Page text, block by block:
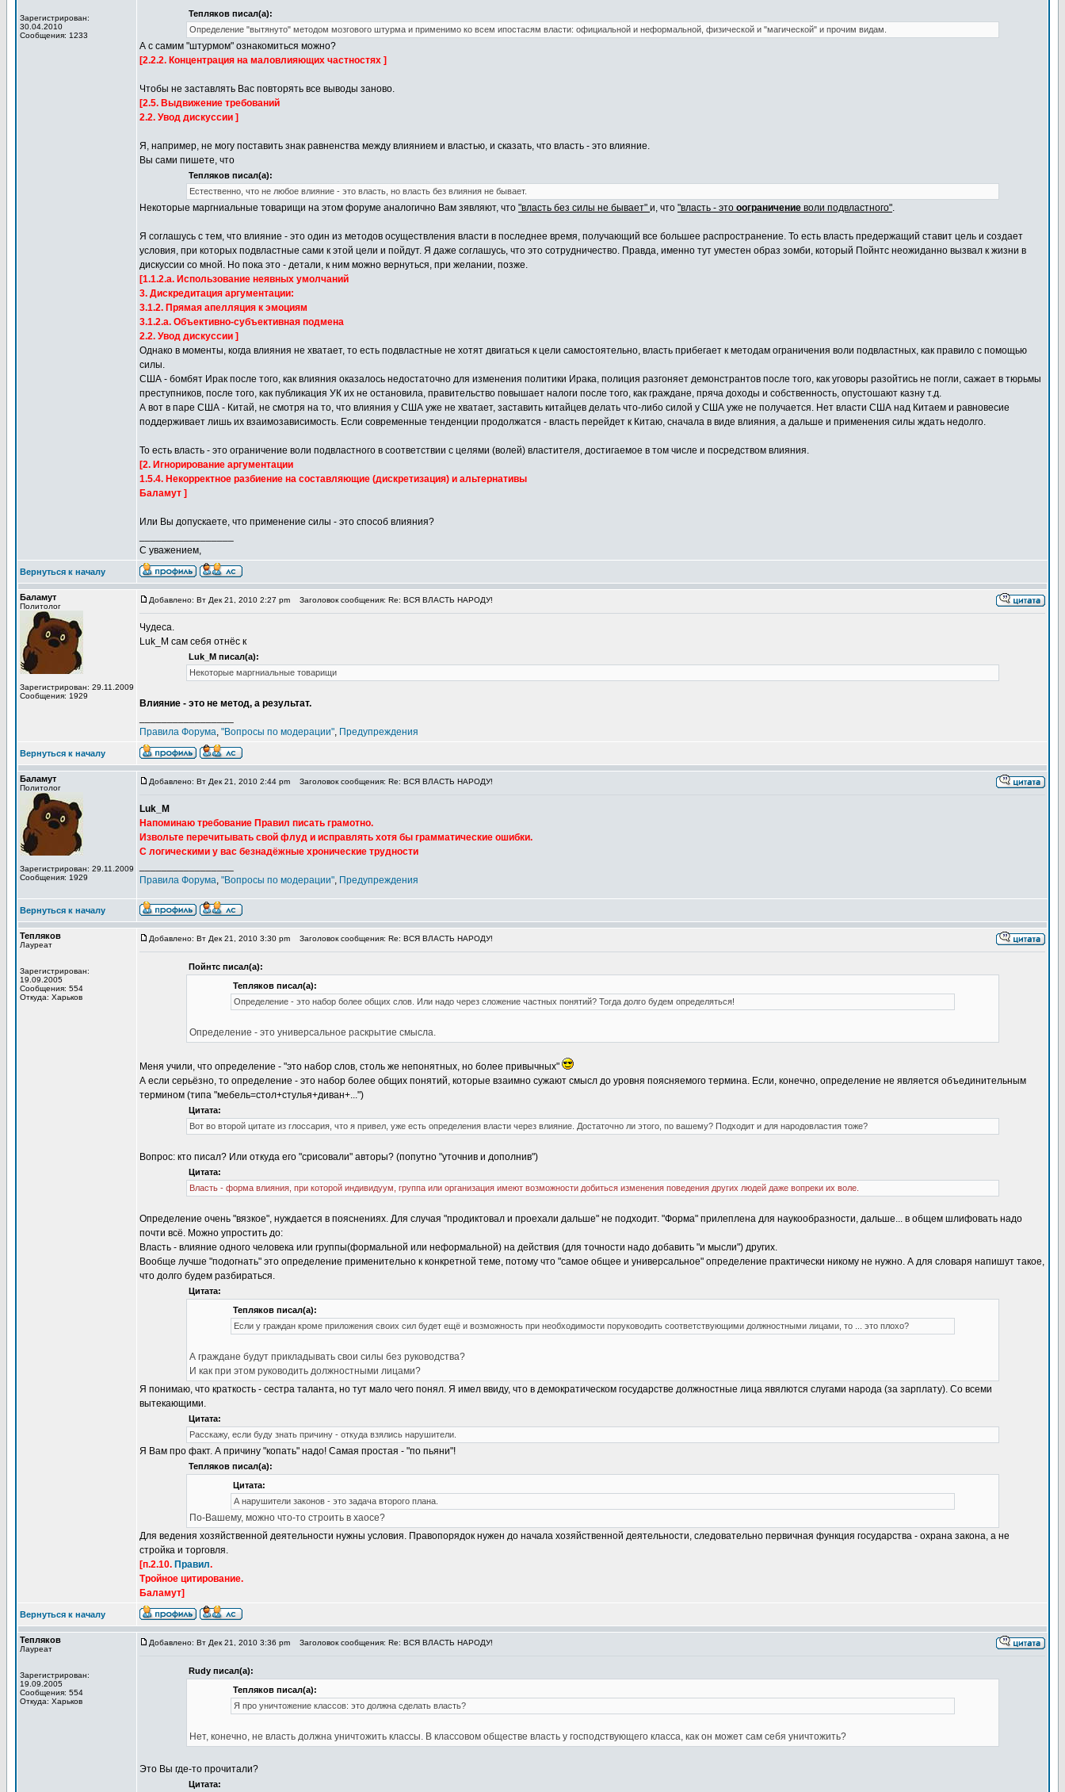
Зарегистрирован:
30.04.2010
Сообщения: 1233
Тепляков писал(а):
Определение "вытянуто" методом мозгового штурма и применимо ко всем ипостасям власти: официальной и неформальной, физической и "магической" и прочим видам.
А с самим "штурмом" ознакомиться можно?
[2.2.2. Концентрация на маловлияющих частностях ]
Чтобы не заставлять Вас повторять все выводы заново.
[2.5. Выдвижение требований
2.2. Увод дискуссии ]
Я, например, не могу поставить знак равненства между влиянием и властью, и сказать, что власть - это влияние.
Вы сами пишете, что
Тепляков писал(а):
Естественно, что не любое влияние - это власть, но власть без влияния не бывает.
Некоторые маргниальные товарищи на этом форуме аналогично Вам зявляют, что "власть без силы не бывает" и, что "власть - это оограничение воли подвластного".
Я соглашусь с тем, что влияние - это один из методов осуществления власти в последнее время, получающий все большее распространение. То есть власть предержащий ставит цель и создает
условия, при которых подвластные сами к этой цели и пойдут. Я даже соглашусь, что это сотрудничество. Правда, именно тут уместен образ зомби, который Пойнтс неожиданно вызвал к жизни в
дискуссии со мной. Но пока это - детали, к ним можно вернуться, при желании, позже.
[1.1.2.а. Использование неявных умолчаний
3. Дискредитация аргументации:
3.1.2. Прямая апелляция к эмоциям
3.1.2.а. Объективно-субъективная подмена
2.2. Увод дискуссии ]
Однако в моменты, когда влияния не хватает, то есть подвластные не хотят двигаться к цели самостоятельно, власть прибегает к методам ограничения воли подвластных, как правило с помощью
силы.
США - бомбят Ирак после того, как влияния оказалось недостаточно для изменения политики Ирака, полиция разгоняет демонстрантов после того, как уговоры разойтись не погли, сажает в тюрьмы
преступников, после того, как публикация УК их не остановила, правительство повышает налоги после того, как граждане, пряча доходы и собственность, опустошают казну т.д.
А вот в паре США - Китай, не смотря на то, что влияния у США уже не хватает, заставить китайцев делать что-либо силой у США уже не получается. Нет власти США над Китаем и равновесие
поддерживает лишь их взаимозависимость. Если современные тенденции продолжатся - власть перейдет к Китаю, сначала в виде влияния, а дальше и применения силы ждать недолго.
То есть власть - это ограничение воли подвластного в соответствии с целями (волей) властителя, достигаемое в том числе и посредством влияния.
[2. Игнорирование аргументации
1.5.4. Некорректное разбиение на составляющие (дискретизация) и альтернативы
Баламут ]
Или Вы допускаете, что применение силы - это способ влияния?
С уважением,
Вернуться к началу
Баламут
Политолог
Зарегистрирован: 29.11.2009
Сообщения: 1929
Добавлено: Вт Дек 21, 2010 2:27 pm Заголовок сообщения: Re: ВСЯ ВЛАСТЬ НАРОДУ!
Чудеса.
Luk_M сам себя отнёс к
Luk_M писал(а):
Некоторые маргниальные товарищи
Влияние - это не метод, а результат.
Правила Форума, "Вопросы по модерации", Предупреждения
Вернуться к началу
Баламут
Политолог
Зарегистрирован: 29.11.2009
Сообщения: 1929
Добавлено: Вт Дек 21, 2010 2:44 pm Заголовок сообщения: Re: ВСЯ ВЛАСТЬ НАРОДУ!
Luk_M
Напоминаю требование Правил писать грамотно.
Извольте перечитывать свой флуд и исправлять хотя бы грамматические ошибки.
С логическими у вас безнадёжные хронические трудности
Правила Форума, "Вопросы по модерации", Предупреждения
Вернуться к началу
Тепляков
Лауреат
Зарегистрирован:
19.09.2005
Сообщения: 554
Откуда: Харьков
Добавлено: Вт Дек 21, 2010 3:30 pm Заголовок сообщения: Re: ВСЯ ВЛАСТЬ НАРОДУ!
Пойнтс писал(а):
Тепляков писал(а):
Определение - это набор более общих слов. Или надо через сложение частных понятий? Тогда долго будем определяться!
Определение - это универсальное раскрытие смысла.
Меня учили, что определение - "это набор слов, столь же непонятных, но более привычных"
А если серьёзно, то определение - это набор более общих понятий, которые взаимно сужают смысл до уровня поясняемого термина. Если, конечно, определение не является объединительным
термином (типа "мебель=стол+стулья+диван+...")
Цитата:
Вот во второй цитате из глоссария, что я привел, уже есть определения власти через влияние. Достаточно ли этого, по вашему? Подходит и для народовластия тоже?
Вопрос: кто писал? Или откуда его "срисовали" авторы? (попутно "уточнив и дополнив")
Цитата:
Власть - форма влияния, при которой индивидуум, группа или организация имеют возможности добиться изменения поведения других людей даже вопреки их воле.
Определение очень "вязкое", нуждается в пояснениях. Для случая "продиктовал и проехали дальше" не подходит. "Форма" прилеплена для наукообразности, дальше... в общем шлифовать надо
почти всё. Можно упростить до:
Власть - влияние одного человека или группы(формальной или неформальной) на действия (для точности надо добавить "и мысли") других.
Вообще лучше "подогнать" это определение применительно к конкретной теме, потому что "самое общее и универсальное" определение практически никому не нужно. А для словаря напишут такое,
что долго будем разбираться.
Цитата:
Тепляков писал(а):
Если у граждан кроме приложения своих сил будет ещё и возможность при необходимости поруководить соответствующими должностными лицами, то ... это плохо?
А граждане будут прикладывать свои силы без руководства?
И как при этом руководить должностными лицами?
Я понимаю, что краткость - сестра таланта, но тут мало чего понял. Я имел ввиду, что в демократическом государстве должностные лица явялются слугами народа (за зарплату). Со всеми
вытекающими.
Цитата:
Расскажу, если буду знать причину - откуда взялись нарушители.
Я Вам про факт. А причину "копать" надо! Самая простая - "по пьяни"!
Тепляков писал(а):
Цитата:
А нарушители законов - это задача второго плана.
По-Вашему, можно что-то строить в хаосе?
Для ведения хозяйственной деятельности нужны условия. Правопорядок нужен до начала хозяйственной деятельности, следовательно первичная функция государства - охрана закона, а не
стройка и торговля.
[п.2.10. Правил.
Тройное цитирование.
Баламут]
Вернуться к началу
Тепляков
Лауреат
Зарегистрирован:
19.09.2005
Сообщения: 554
Откуда: Харьков
Добавлено: Вт Дек 21, 2010 3:36 pm Заголовок сообщения: Re: ВСЯ ВЛАСТЬ НАРОДУ!
Rudy писал(а):
Тепляков писал(а):
Я про уничтожение классов: это должна сделать власть?
Нет, конечно, не власть должна уничтожить классы. В классовом обществе власть у господствующего класса, как он может сам себя уничтожить?
Это Вы где-то прочитали?
Цитата: